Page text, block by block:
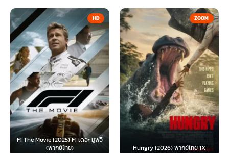
HD
F1 The Movie (2025) F1 เดอะ มูฟวี่
(พากย์ไทย)
ZOOM
Hungry (2026) พากย์ไทย 1X